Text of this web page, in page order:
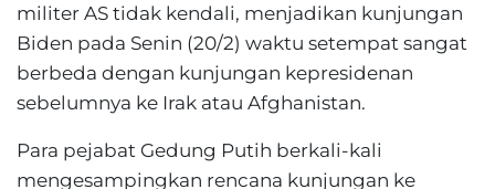
militer AS tidak kendali, menjadikan kunjungan
Biden pada Senin (20/2) waktu setempat sangat
berbeda dengan kunjungan kepresidenan
sebelumnya ke Irak atau Afghanistan.
Para pejabat Gedung Putih berkali-kali
mengesampingkan rencana kunjungan ke